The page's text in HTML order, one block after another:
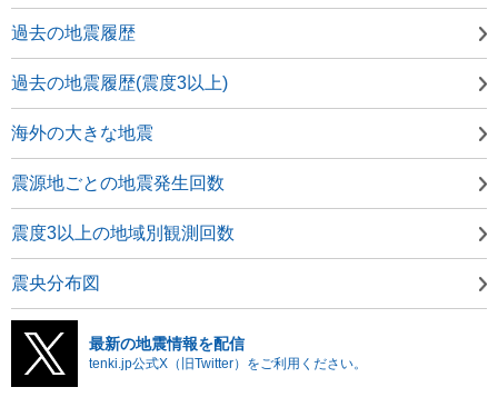
過去の地震履歴
過去の地震履歴(震度3以上)
海外の大きな地震
震源地ごとの地震発生回数
震度3以上の地域別観測回数
震央分布図
最新の地震情報を配信
tenki.jp公式X（旧Twitter）をご利用ください。